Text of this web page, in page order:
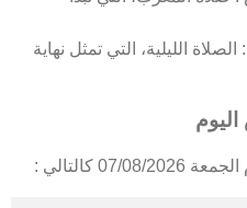
الليلية، التي تمثل نهاية
كالتالي :